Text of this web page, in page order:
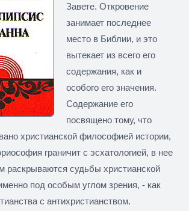
Завете. Откровение
занимает последнее
место в Библии, и это
вытекает из всего его
содержания, как и
особого его значения.
Содержание его
посвящено тому, что
христианской философией истории,
граничит с эсхатологией, в нее
раскрываются судьбы христианской
под особым углом зрения, - как
с антихристианством.